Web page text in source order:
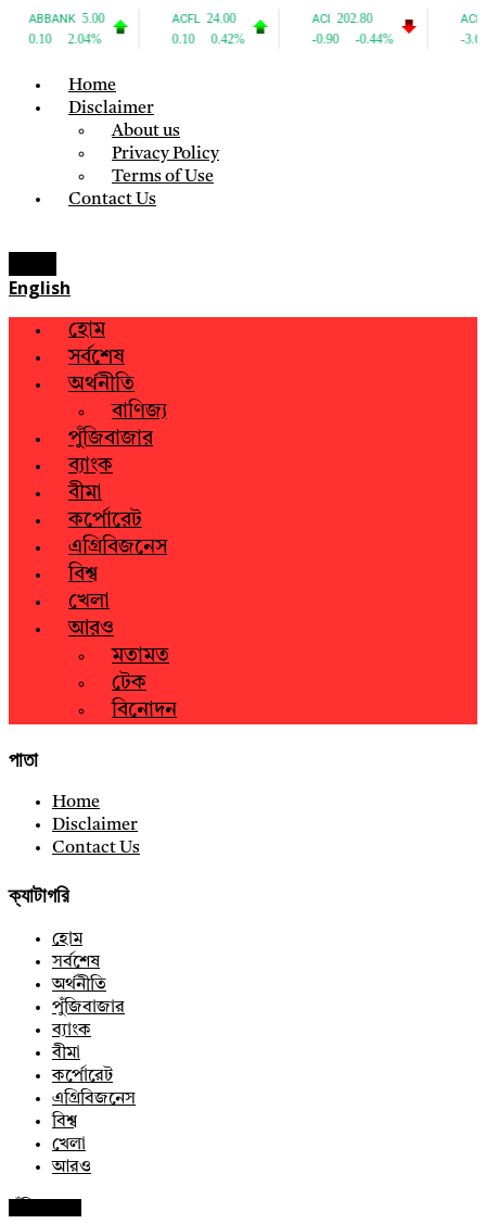
Home
Disclaimer
About us
Privacy Policy
Terms of Use
Contact Us
English
হোম
সর্বশেষ
অর্থনীতি
বাণিজ্য
পুঁজিবাজার
ব্যাংক
বীমা
কর্পোরেট
এগ্রিবিজনেস
বিশ্ব
খেলা
আরও
মতামত
টেক
বিনোদন
পাতা
Home
Disclaimer
Contact Us
ক্যাটাগরি
হোম
সর্বশেষ
অর্থনীতি
পুঁজিবাজার
ব্যাংক
বীমা
কর্পোরেট
এগ্রিবিজনেস
বিশ্ব
খেলা
আরও